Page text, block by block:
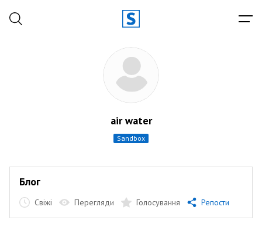
air water
sandbox
Блог
Свіжі Перегляди Голосування Репости